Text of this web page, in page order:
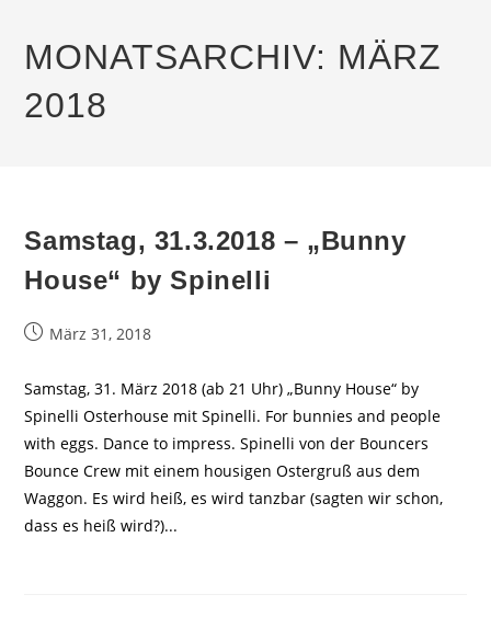
MONATSARCHIV: MÄRZ
2018
Samstag, 31.3.2018 – „Bunny
House“ by Spinelli
BeitragMärz 31, 2018
Samstag, 31. März 2018 (ab 21 Uhr) „Bunny House“ by
Spinelli Osterhouse mit Spinelli. For bunnies and people
with eggs. Dance to impress. Spinelli von der Bouncers
Bounce Crew mit einem housigen Ostergruß aus dem
Waggon. Es wird heiß, es wird tanzbar (sagten wir schon,
dass es heiß wird?)...